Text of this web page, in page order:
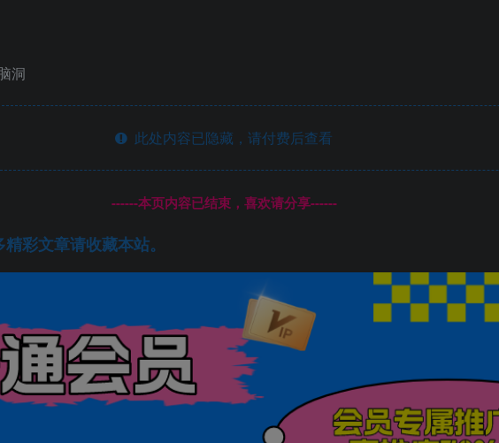
洞
此处内容已隐藏，请付费后查看
------本页内容已结束，喜欢请分享------
彩文章请收藏本站。